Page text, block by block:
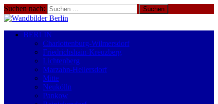
Suchen nach:
BERLIN
Charlottenburg-Wilmersdorf
Friedrichshain-Kreuzberg
Lichtenberg
Marzahn-Hellersdorf
Mitte
Neukölln
Pankow